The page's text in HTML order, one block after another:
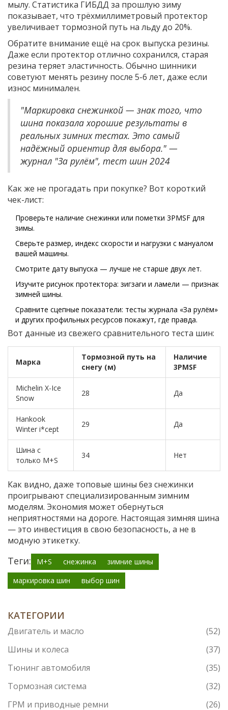
мылу. Статистика ГИБДД за прошлую зиму
показывает, что трёхмиллиметровый протектор
увеличивает тормозной путь на льду до 20%.
Обратите внимание ещё на срок выпуска резины.
Даже если протектор отлично сохранился, старая
резина теряет эластичность. Обычно шинники
советуют менять резину после 5-6 лет, даже если
износ минимален.
"Маркировка снежинкой — знак того, что
шина показала хорошие результаты в
реальных зимних тестах. Это самый
надёжный ориентир для выбора." —
журнал "За рулём", тест шин 2024
Как же не прогадать при покупке? Вот короткий
чек-лист:
Проверьте наличие снежинки или пометки 3PMSF для
зимы.
Сверьте размер, индекс скорости и нагрузки с мануалом
вашей машины.
Смотрите дату выпуска — лучше не старше двух лет.
Изучите рисунок протектора: зигзаги и ламели — признак
зимней шины.
Сравните сцепные показатели: тесты журнала «За рулём»
и других профильных ресурсов покажут, где правда.
Вот данные из свежего сравнительного теста шин:
Марка
Тормозной путь на
снегу (м)
Наличие
3PMSF
Michelin X-Ice
Snow
28 Да
Hankook
Winter i*cept
29 Да
Шина с
только M+S
34 Нет
Как видно, даже топовые шины без снежинки
проигрывают специализированным зимним
моделям. Экономия может обернуться
неприятностями на дороге. Настоящая зимняя шина
— это инвестиция в свою безопасность, а не в
модную этикетку.
Теги: M+S снежинка
зимние шины
маркировка шин
выбор шин
КАТЕГОРИИ
Двигатель и масло
(52)
Шины и колеса
(37)
Тюнинг автомобиля
(35)
Тормозная система
(32)
ГРМ и приводные ремни
(26)